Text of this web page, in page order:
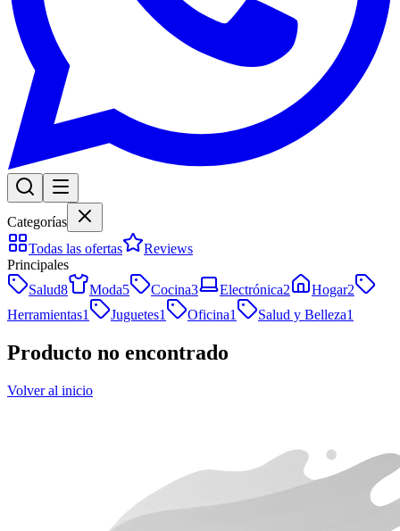
Categorías
Todas las ofertas
Reviews
Principales
Salud8 Moda5 Cocina3 Electrónica2 Hogar2
Herramientas1 Juguetes1 Oficina1 Salud y Belleza1
Producto no encontrado
Volver al inicio